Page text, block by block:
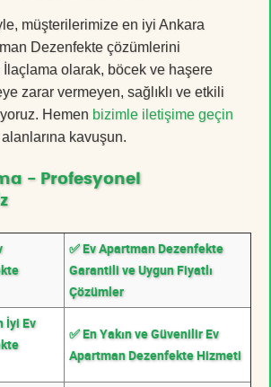
müşterilerimize en iyi Ankara
Dezenfekte çözümlerini
olarak, böcek ve haşere
zarar vermeyen, sağlıklı ve etkili
Hemen bizimle iletişime geçin
kavuşun.
- Profesyonel
✅ Ev Apartman Dezenfekte
Garantili ve Uygun Fiyatlı
Çözümler
İyi Ev
✅ En Yakın ve Güvenilir Ev
Apartman Dezenfekte Hizmeti